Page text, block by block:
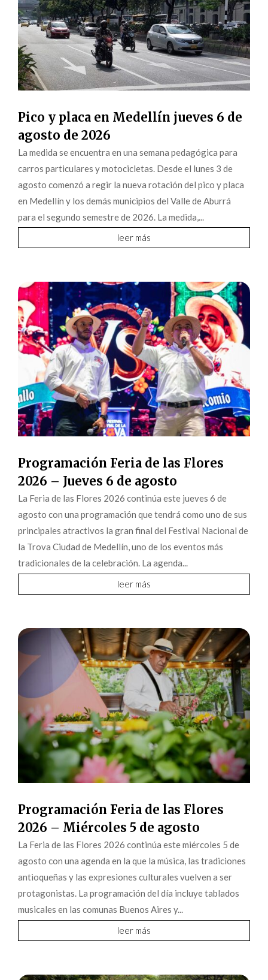
Pico y placa en Medellín jueves 6 de
agosto de 2026
La medida se encuentra en una semana pedagógica para
carros particulares y motocicletas. Desde el lunes 3 de
agosto comenzó a regir la nueva rotación del pico y placa
en Medellín y los demás municipios del Valle de Aburrá
para el segundo semestre de 2026. La medida,...
leer más
Programación Feria de las Flores
2026 – Jueves 6 de agosto
La Feria de las Flores 2026 continúa este jueves 6 de
agosto con una programación que tendrá como uno de sus
principales atractivos la gran final del Festival Nacional de
la Trova Ciudad de Medellín, uno de los eventos más
tradicionales de la celebración. La agenda...
leer más
Programación Feria de las Flores
2026 – Miércoles 5 de agosto
La Feria de las Flores 2026 continúa este miércoles 5 de
agosto con una agenda en la que la música, las tradiciones
antioqueñas y las expresiones culturales vuelven a ser
protagonistas. La programación del día incluye tablados
musicales en las comunas Buenos Aires y...
leer más